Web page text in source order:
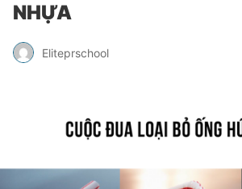
NHỰA
Eliteprschool